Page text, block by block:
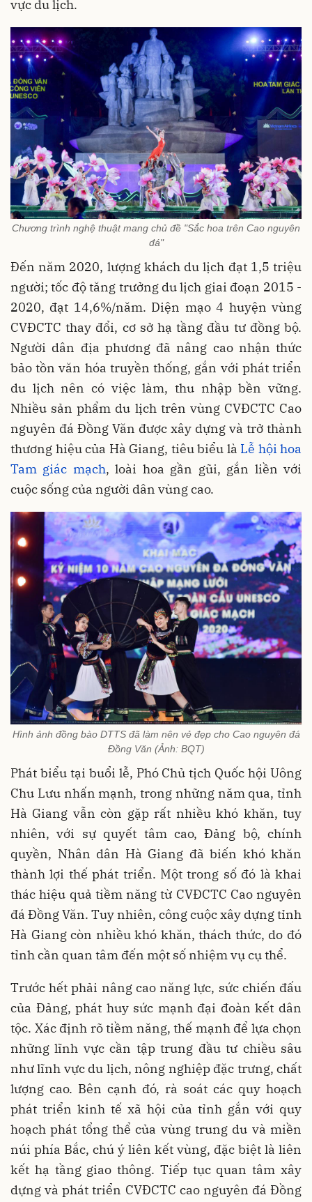
vực du lịch.
Chương trình nghệ thuật mang chủ đề "Sắc hoa trên Cao nguyên
đá"
Đến năm 2020, lượng khách du lịch đạt 1,5 triệu
người; tốc độ tăng trưởng du lịch giai đoạn 2015 -
2020, đạt 14,6%/năm. Diện mạo 4 huyện vùng
CVĐCTC thay đổi, cơ sở hạ tầng đầu tư đồng bộ.
Người dân địa phương đã nâng cao nhận thức
bảo tồn văn hóa truyền thống, gắn với phát triển
du lịch nên có việc làm, thu nhập bền vững.
Nhiều sản phẩm du lịch trên vùng CVĐCTC Cao
nguyên đá Đồng Văn được xây dựng và trở thành
thương hiệu của Hà Giang, tiêu biểu là Lễ hội hoa
Tam giác mạch, loài hoa gần gũi, gắn liền với
cuộc sống của người dân vùng cao.
Hình ảnh đồng bào DTTS đã làm nên vẻ đẹp cho Cao nguyên đá
Đồng Văn (Ảnh: BQT)
Phát biểu tại buổi lễ, Phó Chủ tịch Quốc hội Uông
Chu Lưu nhấn mạnh, trong những năm qua, tỉnh
Hà Giang vẫn còn gặp rất nhiều khó khăn, tuy
nhiên, với sự quyết tâm cao, Đảng bộ, chính
quyền, Nhân dân Hà Giang đã biến khó khăn
thành lợi thế phát triển. Một trong số đó là khai
thác hiệu quả tiềm năng từ CVĐCTC Cao nguyên
đá Đồng Văn. Tuy nhiên, công cuộc xây dựng tỉnh
Hà Giang còn nhiều khó khăn, thách thức, do đó
tỉnh cần quan tâm đến một số nhiệm vụ cụ thể.
Trước hết phải nâng cao năng lực, sức chiến đấu
của Đảng, phát huy sức mạnh đại đoàn kết dân
tộc. Xác định rõ tiềm năng, thế mạnh để lựa chọn
những lĩnh vực cần tập trung đầu tư chiều sâu
như lĩnh vực du lịch, nông nghiệp đặc trưng, chất
lượng cao. Bên cạnh đó, rà soát các quy hoạch
phát triển kinh tế xã hội của tỉnh gắn với quy
hoạch phát tổng thể của vùng trung du và miền
núi phía Bắc, chú ý liên kết vùng, đặc biệt là liên
kết hạ tầng giao thông. Tiếp tục quan tâm xây
dựng và phát triển CVĐCTC cao nguyên đá Đồng